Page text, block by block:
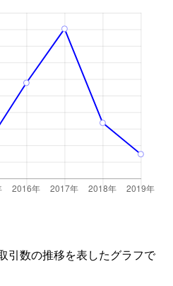
引数の推移を表したグラフで